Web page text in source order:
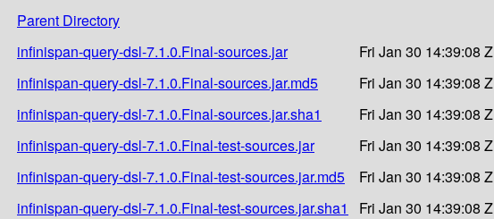
Parent Directory
infinispan-query-dsl-7.1.0.Final-sources.jar
Fri Jan 30 14:39:08
infinispan-query-dsl-7.1.0.Final-sources.jar.md5
Fri Jan 30 14:39:08
infinispan-query-dsl-7.1.0.Final-sources.jar.sha1
Fri Jan 30 14:39:08
infinispan-query-dsl-7.1.0.Final-test-sources.jar
Fri Jan 30 14:39:08
infinispan-query-dsl-7.1.0.Final-test-sources.jar.md5
Fri Jan 30 14:39:08
infinispan-query-dsl-7.1.0.Final-test-sources.jar.sha1
Fri Jan 30 14:39:08